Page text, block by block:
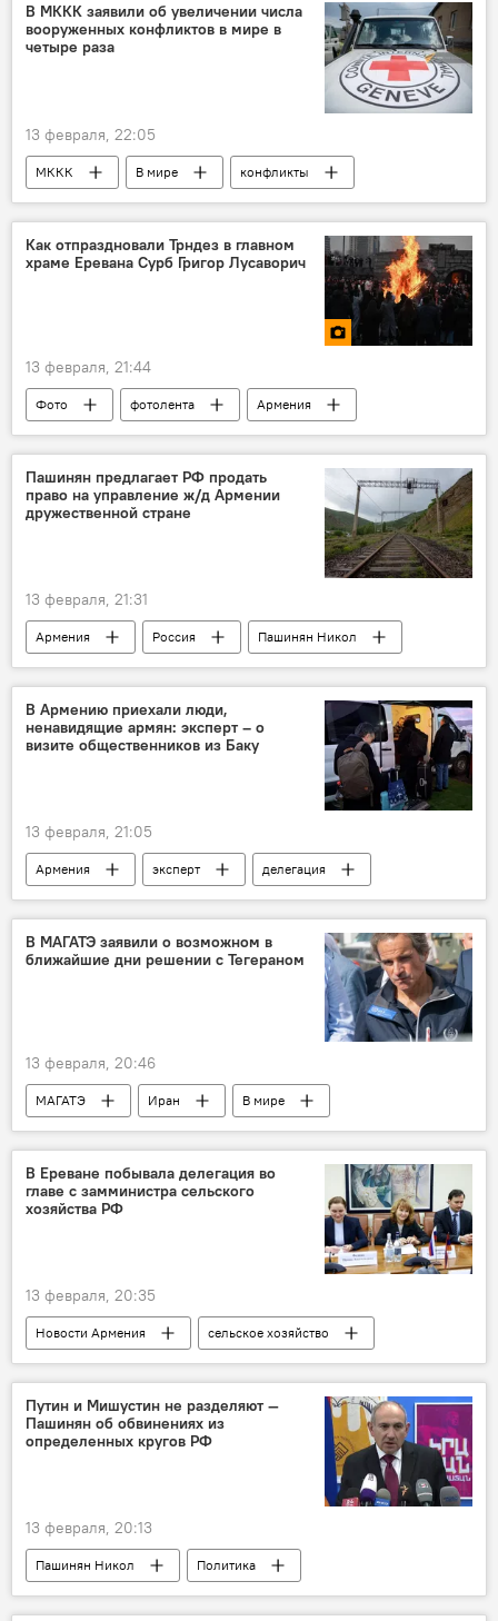
В МККК заявили об увеличении числа
вооруженных конфликтов в мире в
четыре раза
13 февраля, 22:05
МККК В мире конфликты
Как отпраздновали Трндез в главном
храме Еревана Сурб Григор Лусаворич
13 февраля, 21:44
Фото фотолента
Армения
Новости Армения
Трндез
Пашинян предлагает РФ продать
право на управление ж/д Армении
дружественной стране
13 февраля, 21:31
Армения Россия
Пашинян Никол
железная дорога
Политика
Новости Армения
В Армению приехали люди,
ненавидящие армян: эксперт – о
визите общественников из Баку
13 февраля, 21:05
Армения эксперт
делегация
Политика
Новости Армения
В МАГАТЭ заявили о возможном в
ближайшие дни решении с Тегераном
13 февраля, 20:46
МАГАТЭ Иран В мире
В Ереване побывала делегация во
главе с замминистра сельского
хозяйства РФ
13 февраля, 20:35
Новости Армения
сельское хозяйство
Россия
Путин и Мишустин не разделяют —
Пашинян об обвинениях из
определенных кругов РФ
13 февраля, 20:13
Пашинян Никол Политика